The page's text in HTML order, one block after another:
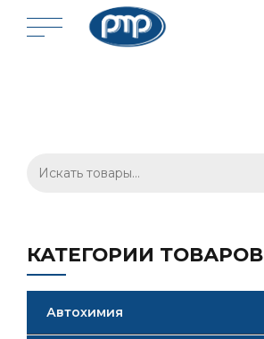
КАТЕГОРИИ ТОВАРОВ
Автохимия